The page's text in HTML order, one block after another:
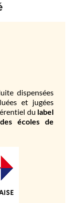
dispensées
et jugées
du label
écoles de